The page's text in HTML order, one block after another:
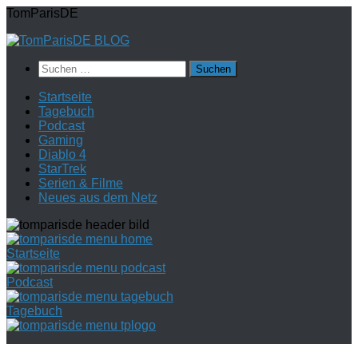
Zum
springen
TomParisDE
Suchen
nach:
Startseite
Tagebuch
Podcast
Gaming
Diablo 4
StarTrek
Serien & Filme
Neues aus dem Netz
Startseite
Podcast
Tagebuch